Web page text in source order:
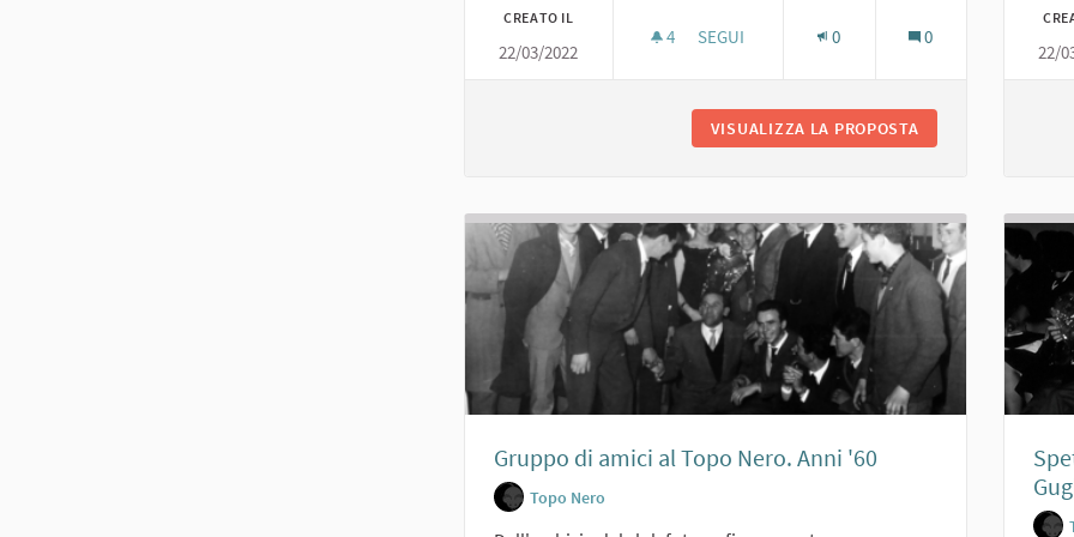
CREATO IL
22/03/2022
4 4 SOSTENITORI
SEGUI
GRUPPO MASCHERATO AL TOPO NERO. ANNI '50
0 0
VISUALIZZA LA PROPOSTA GRUPPO
22/
Gruppo di amici al Topo Nero. Anni '60
Topo Nero